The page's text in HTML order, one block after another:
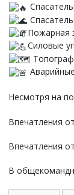
Пожарная
Силовые
Несмотря на
Впечатления
Впечатления
В